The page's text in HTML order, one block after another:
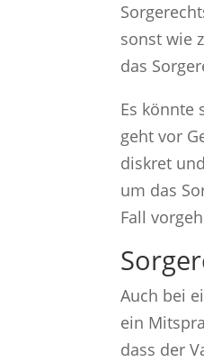
sonst wie
das
Es könnte
geht vor
diskret
um das
Fall
Auch bei
ein
dass der